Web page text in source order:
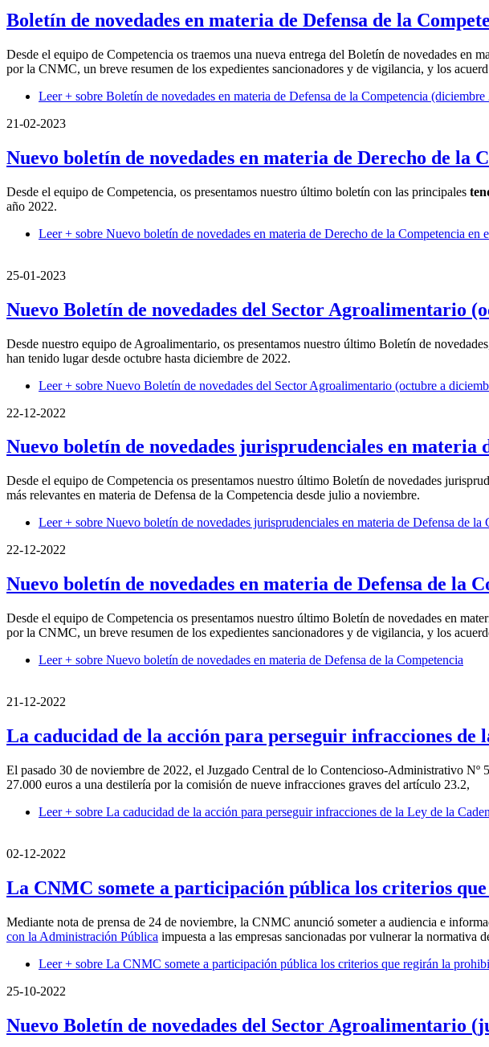
Boletín de novedades en materia de Defensa de la
Desde el equipo de Competencia os traemos una nueva entrega del Boletín de novedades en
por la CNMC, un breve resumen de los expedientes sancionadores y de vigilancia, y los acuerd
Leer + sobre Boletín de novedades en materia de Defensa de la Competencia
21-02-2023
Nuevo boletín de novedades en materia de Derecho de
Desde el equipo de Competencia, os presentamos nuestro último boletín con las principales
año 2022.
Leer + sobre Nuevo boletín de novedades en materia de Derecho de la Competencia
25-01-2023
Nuevo Boletín de novedades del Sector Agroalimentario
Desde nuestro equipo de Agroalimentario, os presentamos nuestro último Boletín de
han tenido lugar desde octubre hasta diciembre de 2022.
Leer + sobre Nuevo Boletín de novedades del Sector Agroalimentario (octubre a
22-12-2022
Nuevo boletín de novedades jurisprudenciales en materia
Desde el equipo de Competencia os presentamos nuestro último Boletín de novedades
más relevantes en materia de Defensa de la Competencia desde julio a noviembre.
Leer + sobre Nuevo boletín de novedades jurisprudenciales en materia de Defensa de la
22-12-2022
Nuevo boletín de novedades en materia de Defensa de la
Desde el equipo de Competencia os presentamos nuestro último Boletín de novedades en
por la CNMC, un breve resumen de los expedientes sancionadores y de vigilancia, y los
Leer + sobre Nuevo boletín de novedades en materia de Defensa de la Competencia
21-12-2022
La caducidad de la acción para perseguir infracciones de
El pasado 30 de noviembre de 2022, el Juzgado Central de lo Contencioso-Administrativo
27.000 euros a una destilería por la comisión de nueve infracciones graves del artículo 23.2,
Leer + sobre La caducidad de la acción para perseguir infracciones de la Ley de la
02-12-2022
La CNMC somete a participación pública los criterios
Mediante nota de prensa de 24 de noviembre, la CNMC anunció someter a audiencia e
con la Administración Pública impuesta a las empresas sancionadas por vulnerar la normativa
Leer + sobre La CNMC somete a participación pública los criterios que regirán la
25-10-2022
Nuevo Boletín de novedades del Sector Agroalimentario